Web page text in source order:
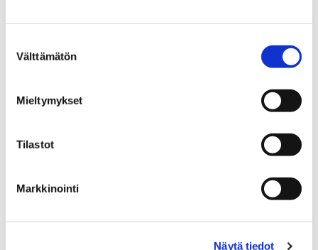
valinta
Välttämätön
Mieltymykset
Tilastot
Markkinointi
Näytä tiedot